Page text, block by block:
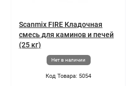
Scanmix FIRE Кладочная
смесь для каминов и печей
(25 кг)
Нет в наличии
Код Товара: 5054